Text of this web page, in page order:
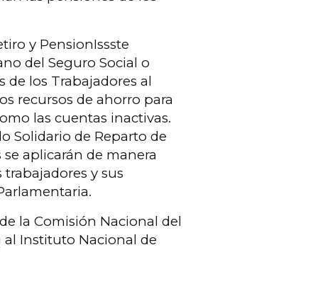
y PensionIssste
del Seguro Social o
de los Trabajadores al
recursos de ahorro para
las cuentas inactivas.
Solidario de Reparto de
aplicarán de manera
y sus
la Comisión Nacional del
al Instituto Nacional de